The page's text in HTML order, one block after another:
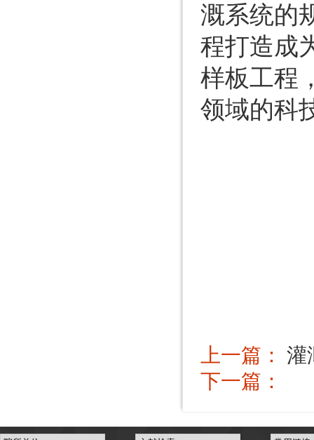
溉系统的
程打造成
样板工程
领域的科
上一篇： 灌
下一篇：